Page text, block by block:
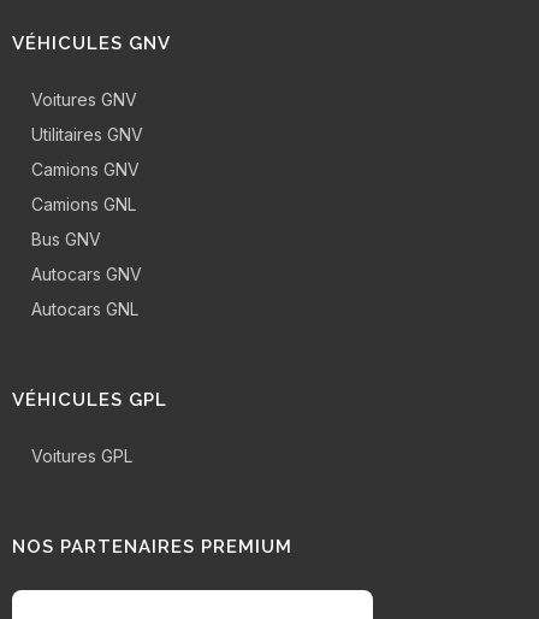
VÉHICULES GNV
Voitures GNV
Utilitaires GNV
Camions GNV
Camions GNL
Bus GNV
Autocars GNV
Autocars GNL
VÉHICULES GPL
Voitures GPL
NOS PARTENAIRES PREMIUM